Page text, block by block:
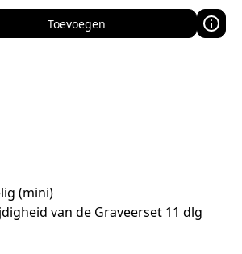
Toevoegen
(mini)
van de Graveerset 11 dlg